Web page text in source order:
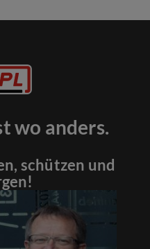
wo anders.
schützen und